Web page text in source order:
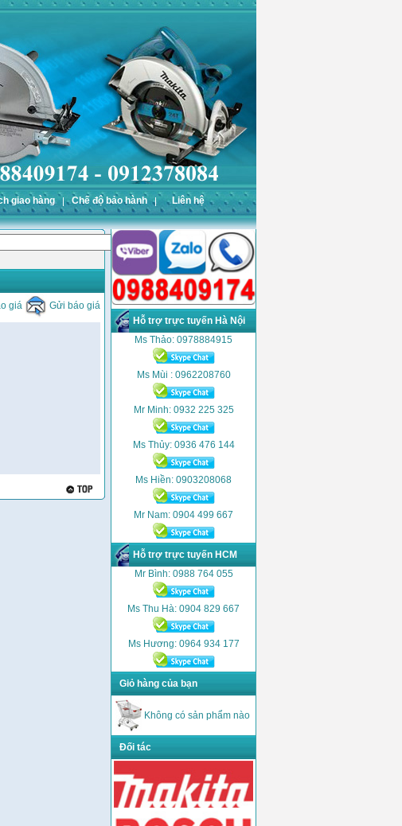
giao hàng Chế độ bảo hành Liên hệ
giá Gửi báo giá
Hỗ trợ trực tuyến Hà Nội
Ms Thảo: 0978884915
Ms Mùi : 0962208760
Mr Minh: 0932 225 325
Ms Thủy: 0936 476 144
Ms Hiền: 0903208068
Mr Nam: 0904 499 667
Hỗ trợ trực tuyến HCM
Mr Bình: 0988 764 055
Ms Thu Hà: 0904 829 667
Ms Hương: 0964 934 177
Giỏ hàng của bạn
Không có sản phẩm nào
Đối tác